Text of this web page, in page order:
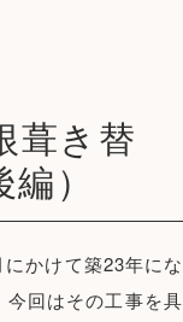
葺き替
）
かけて築23年にな
今回はその工事を具